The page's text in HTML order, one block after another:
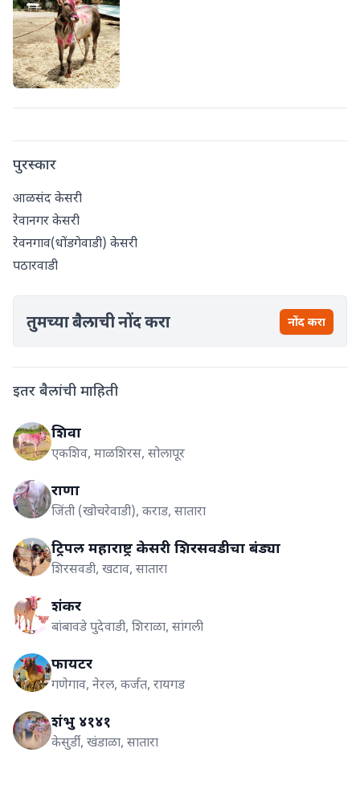
पुरस्कार
आळसंद केसरी
रेवानगर केसरी
रेवनगाव(धोंडगेवाडी) केसरी
पठारवाडी
तुमच्या बैलाची नोंद करा नोंद करा
इतर बैलांची माहिती
शिवा
एकशिव, माळशिरस, सोलापूर
राणा
जिंती (खोचरेवाडी), कराड, सातारा
ट्रिपल महाराष्ट्र केसरी शिरसवडीचा बंड्या
शिरसवडी, खटाव, सातारा
शंकर
बांबावडे पुदेवाडी, शिराळा, सांगली
फायटर
गणेगाव, नेरल, कर्जत, रायगड
शंभु ४१४१
केसुर्डी, खंडाळा, सातारा